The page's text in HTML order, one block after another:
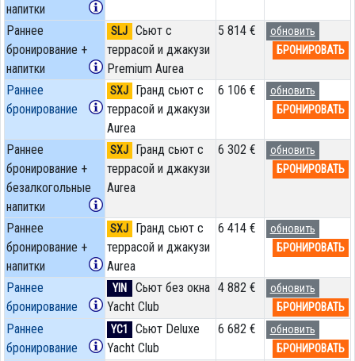
напитки
Раннее
бронирование +
напитки
SLJ
Сьют с
террасой и джакузи
Premium Aurea
5 814 €
обновить
БРОНИРОВАТЬ
Раннее
бронирование
SXJ
Гранд сьют с
террасой и джакузи
Aurea
6 106 €
обновить
БРОНИРОВАТЬ
Раннее
бронирование +
безалкогольные
напитки
SXJ
Гранд сьют с
террасой и джакузи
Aurea
6 302 €
обновить
БРОНИРОВАТЬ
Раннее
бронирование +
напитки
SXJ
Гранд сьют с
террасой и джакузи
Aurea
6 414 €
обновить
БРОНИРОВАТЬ
Раннее
бронирование
YIN
Сьют без окна
Yacht Club
4 882 €
обновить
БРОНИРОВАТЬ
Раннее
бронирование
YC1
Сьют Deluxe
Yacht Club
6 682 €
обновить
БРОНИРОВАТЬ